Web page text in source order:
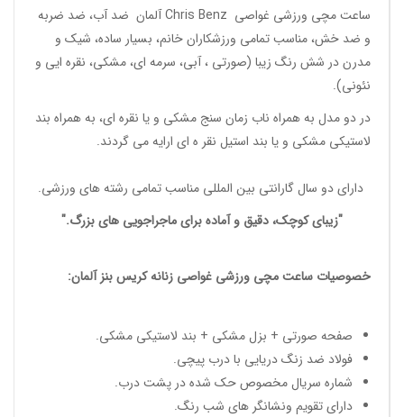
ساعت مچی ورزشی غواصی Chris Benzآلمان ضد آب، ضد ضربه
و ضد خش، مناسب تمامی ورزشکاران خانم، بسیار ساده، شیک و
مدرن در شش رنگ زیبا (صورتی ، آبی، سرمه ای، مشکی، نقره ایی و
نئونی).
در دو مدل به همراه ناب زمان سنج مشکی و یا نقره ای، به همراه بند
لاستیکی مشکی و یا بند استیل نقر ه ای ارایه می گردند.
دارای دو سال گارانتی بین المللی مناسب تمامی رشته های ورزشی.
"زیبای کوچک، دقیق و آماده برای ماجراجویی های بزرگ."
خصوصیات ساعت مچی ورزشی غواصی زنانهکریس بنز آلمان:
صفحه صورتی + بزل مشکی + بند لاستیکی مشکی.
فولاد ضد زنگ دریایی با درب پیچی.
شماره سریال مخصوص حک شده در پشت درب.
دارای تقویم ونشانگر های شب رنگ.